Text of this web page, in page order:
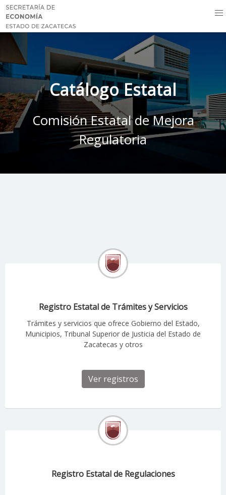
Catálogo Estatal
Comisión Estatal de Mejora
Regulatoria
Registro Estatal de Trámites y Servicios
Trámites y servicios que ofrece Gobierno del Estado,
Municipios, Tribunal Superior de Justicia del Estado de
Zacatecas y otros
Ver registros
Registro Estatal de Regulaciones